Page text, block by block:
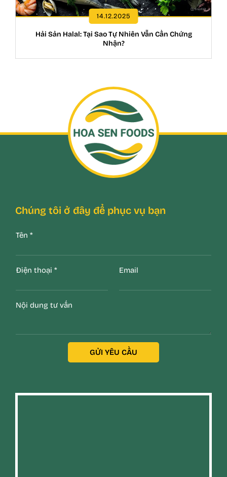
14.12.2025
Hải Sản Halal: Tại Sao Tự Nhiên Vẫn Cần Chứng
Nhận?
Chúng tôi ở đây để phục vụ bạn
Tên *
Điện thoại * Email
Nội dung tư vấn
GỬI YÊU CẦU